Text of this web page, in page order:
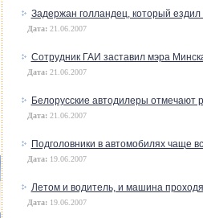
Задержан голландец, который ездил
Дата: 21.06.2007
Сотрудник ГАИ заставил мэра
Дата: 21.06.2007
Белорусские автодилеры отмечают
Дата: 21.06.2007
Подголовники в автомобилях чаще
Дата: 19.06.2007
Летом и водитель, и машина
Дата: 19.06.2007